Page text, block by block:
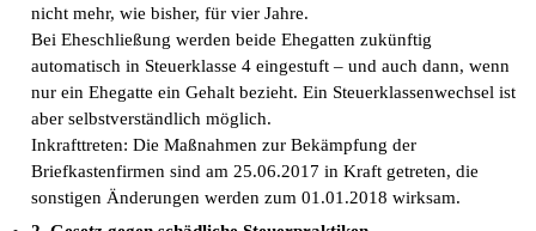
nicht mehr, wie bisher, für vier Jahre.
Bei Eheschließung werden beide Ehegatten zukünftig
automatisch in Steuerklasse 4 eingestuft – und auch dann, wenn
nur ein Ehegatte ein Gehalt bezieht. Ein Steuerklassenwechsel ist
aber selbstverständlich möglich.
Inkrafttreten: Die Maßnahmen zur Bekämpfung der
Briefkastenfirmen sind am 25.06.2017 in Kraft getreten, die
sonstigen Änderungen werden zum 01.01.2018 wirksam.